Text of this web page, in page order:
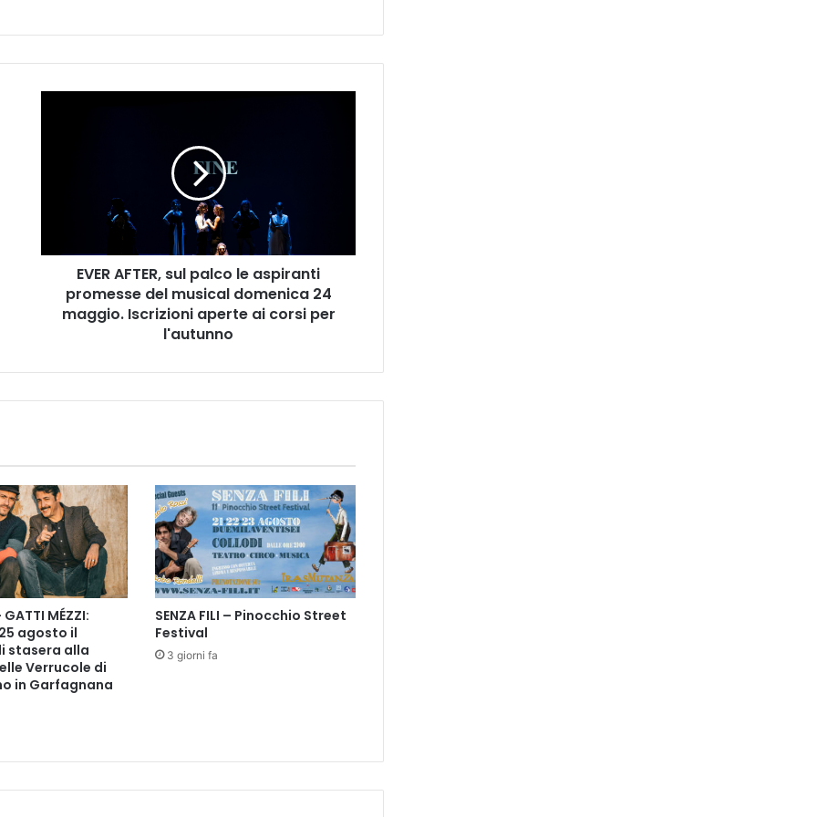
R
e
a
s
p
i
r
a
n
t
i
p
r
o
e
EVER AFTER, sul palco le aspiranti
promesse del musical domenica 24
maggio. Iscrizioni aperte ai corsi per
l'autunno
MÉZZI:
agosto il
stasera alla
Verrucole di
in Garfagnana
SENZA FILI – Pinocchio Street
Festival
3 giorni fa